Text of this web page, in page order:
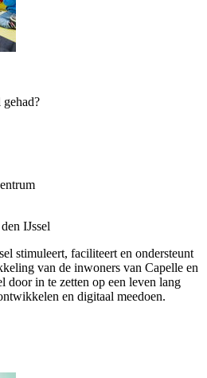
IJssel
stimuleert, faciliteert en ondersteunt
van de inwoners van Capelle en
door in te zetten op een leven lang
en digitaal meedoen.